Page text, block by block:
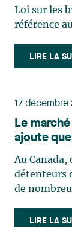
Loi sur les
référence
(l’« OPIC
en ce qui a
LIRE LA
17 décembre
Le
ajoute
Au
détenteurs
de
commerce,
LIRE LA